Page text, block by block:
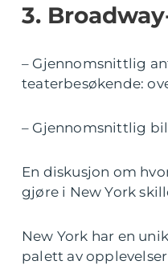
3.
– Gjennomsnittlig
teaterbesøkende:
– Gjennomsnittlig
En diskusjon om
gjøre i New York
New York har en
palett av